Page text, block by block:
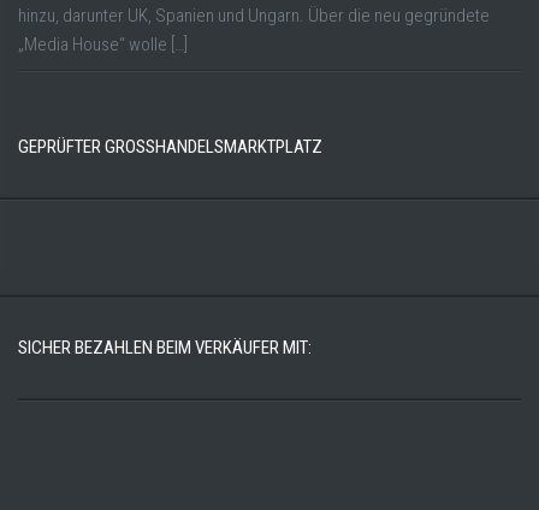
hinzu, darunter UK, Spanien und Ungarn. Über die neu gegründete
„Media House“ wolle […]
GEPRÜFTER GROSSHANDELSMARKTPLATZ
SICHER BEZAHLEN BEIM VERKÄUFER MIT: